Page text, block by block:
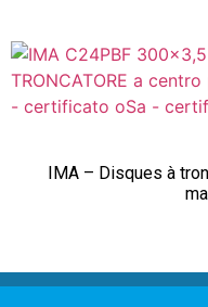
IMA – Disques à